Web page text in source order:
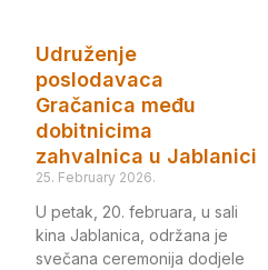
Udruženje
poslodavaca
Gračanica među
dobitnicima
zahvalnica u Jablanici
25. February 2026.
U petak, 20. februara, u sali
kina Jablanica, održana je
svečana ceremonija dodjele